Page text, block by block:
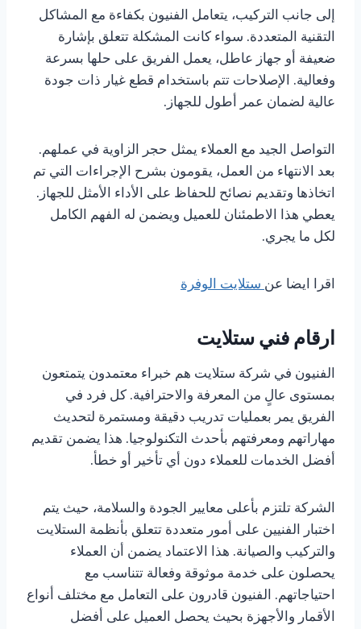
إلى جانب التركيب، يتعامل الفنيون بكفاءة مع المشاكل
التقنية المتعددة. سواء كانت المشكلة تتعلق بإشارة
ضعيفة أو جهاز عاطل، يعمل الفريق على حلها بسرعة
وفعالية. الإصلاحات تتم باستخدام قطع غيار ذات جودة
عالية لضمان عمر أطول للجهاز.
التواصل الجيد مع العملاء يمثل حجر الزاوية في عملهم.
بعد الانتهاء من العمل، يقومون بشرح الإجراءات التي تم
اتخاذها وتقديم نصائح للحفاظ على الأداء الأمثل للجهاز.
يعطي هذا الاطمئنان للعميل ويضمن له الفهم الكامل
لكل ما يجري.
اقرا ايضا عنستلايت الوفرة
ارقام فني ستلايت
الفنيون في شركة ستلايت هم خبراء معتمدون يتمتعون
بمستوى عالٍ من المعرفة والاحترافية. كل فرد في
الفريق يمر بعمليات تدريب دقيقة ومستمرة لتحديث
مهاراتهم ومعرفتهم بأحدث التكنولوجيا. هذا يضمن تقديم
أفضل الخدمات للعملاء دون أي تأخير أو خطأ.
الشركة تلتزم بأعلى معايير الجودة والسلامة، حيث يتم
اختبار الفنيين على أمور متعددة تتعلق بأنظمة الستلايت
والتركيب والصيانة. هذا الاعتماد يضمن أن العملاء
يحصلون على خدمة موثوقة وفعالة تتناسب مع
احتياجاتهم. الفنيون قادرون على التعامل مع مختلف أنواع
الأقمار والأجهزة بحيث يحصل العميل على أفضل